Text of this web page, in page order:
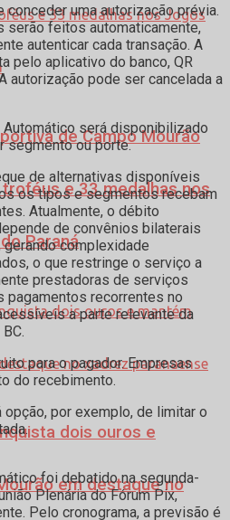
de Campo Mourão
e 33 medalhas nos
Paraná
dois ouros e
em destaque no
conceder uma autorização prévia.
serão feitos automaticamente,
autenticar cada transação. A
pelo aplicativo do banco, QR
autorização pode ser cancelada a
Automático será disponibilizado
segmento ou porte.
de alternativas disponíveis
os tipos e segmentos recebam
Atualmente, o débito
de convênios bilaterais
complexidade
o que restringe o serviço a
prestadoras de serviços
pagamentos recorrentes no
a parte relevante da
para o pagador. Empresas
do recebimento.
por exemplo, de limitar o
foi debatido na segunda-
Plenária do Fórum Pix,
Pelo cronograma, a previsão é